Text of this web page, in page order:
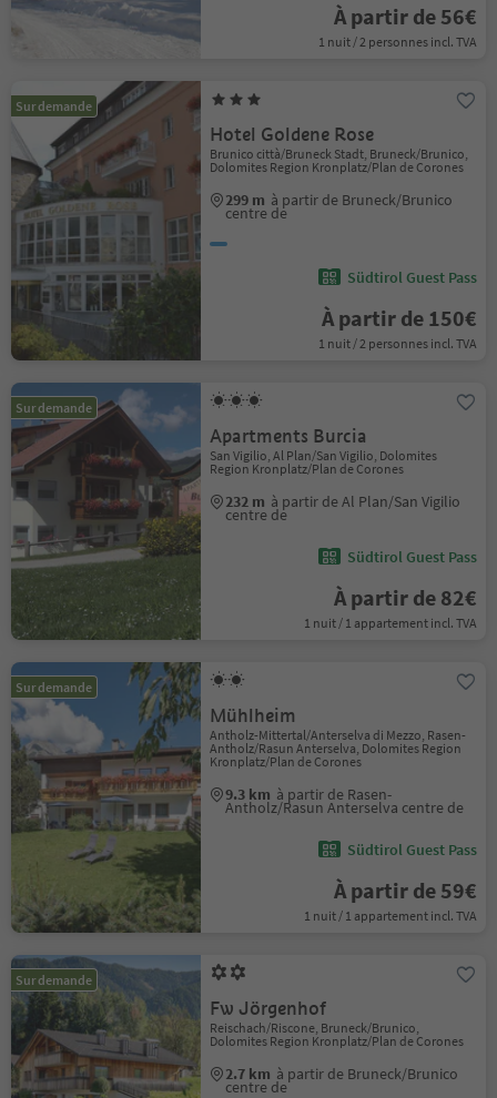
À partir de 56€
1 nuit / 2 personnes incl. TVA
Sur demande
Hotel Goldene Rose
Brunico città/Bruneck Stadt, Bruneck/Brunico,
Dolomites Region Kronplatz/Plan de Corones
299 m à partir de Bruneck/Brunico
centre de
Südtirol Guest Pass
À partir de 150€
1 nuit / 2 personnes incl. TVA
Sur demande
Apartments Burcia
San Vigilio, Al Plan/San Vigilio, Dolomites
Region Kronplatz/Plan de Corones
232 m à partir de Al Plan/San Vigilio
centre de
Südtirol Guest Pass
À partir de 82€
1 nuit / 1 appartement incl. TVA
Sur demande
Mühlheim
Antholz-Mittertal/Anterselva di Mezzo, Rasen-
Antholz/Rasun Anterselva, Dolomites Region
Kronplatz/Plan de Corones
9.3 km à partir de Rasen-
Antholz/Rasun Anterselva centre de
Südtirol Guest Pass
À partir de 59€
1 nuit / 1 appartement incl. TVA
Sur demande
Fw Jörgenhof
Reischach/Riscone, Bruneck/Brunico,
Dolomites Region Kronplatz/Plan de Corones
2.7 km à partir de Bruneck/Brunico
centre de